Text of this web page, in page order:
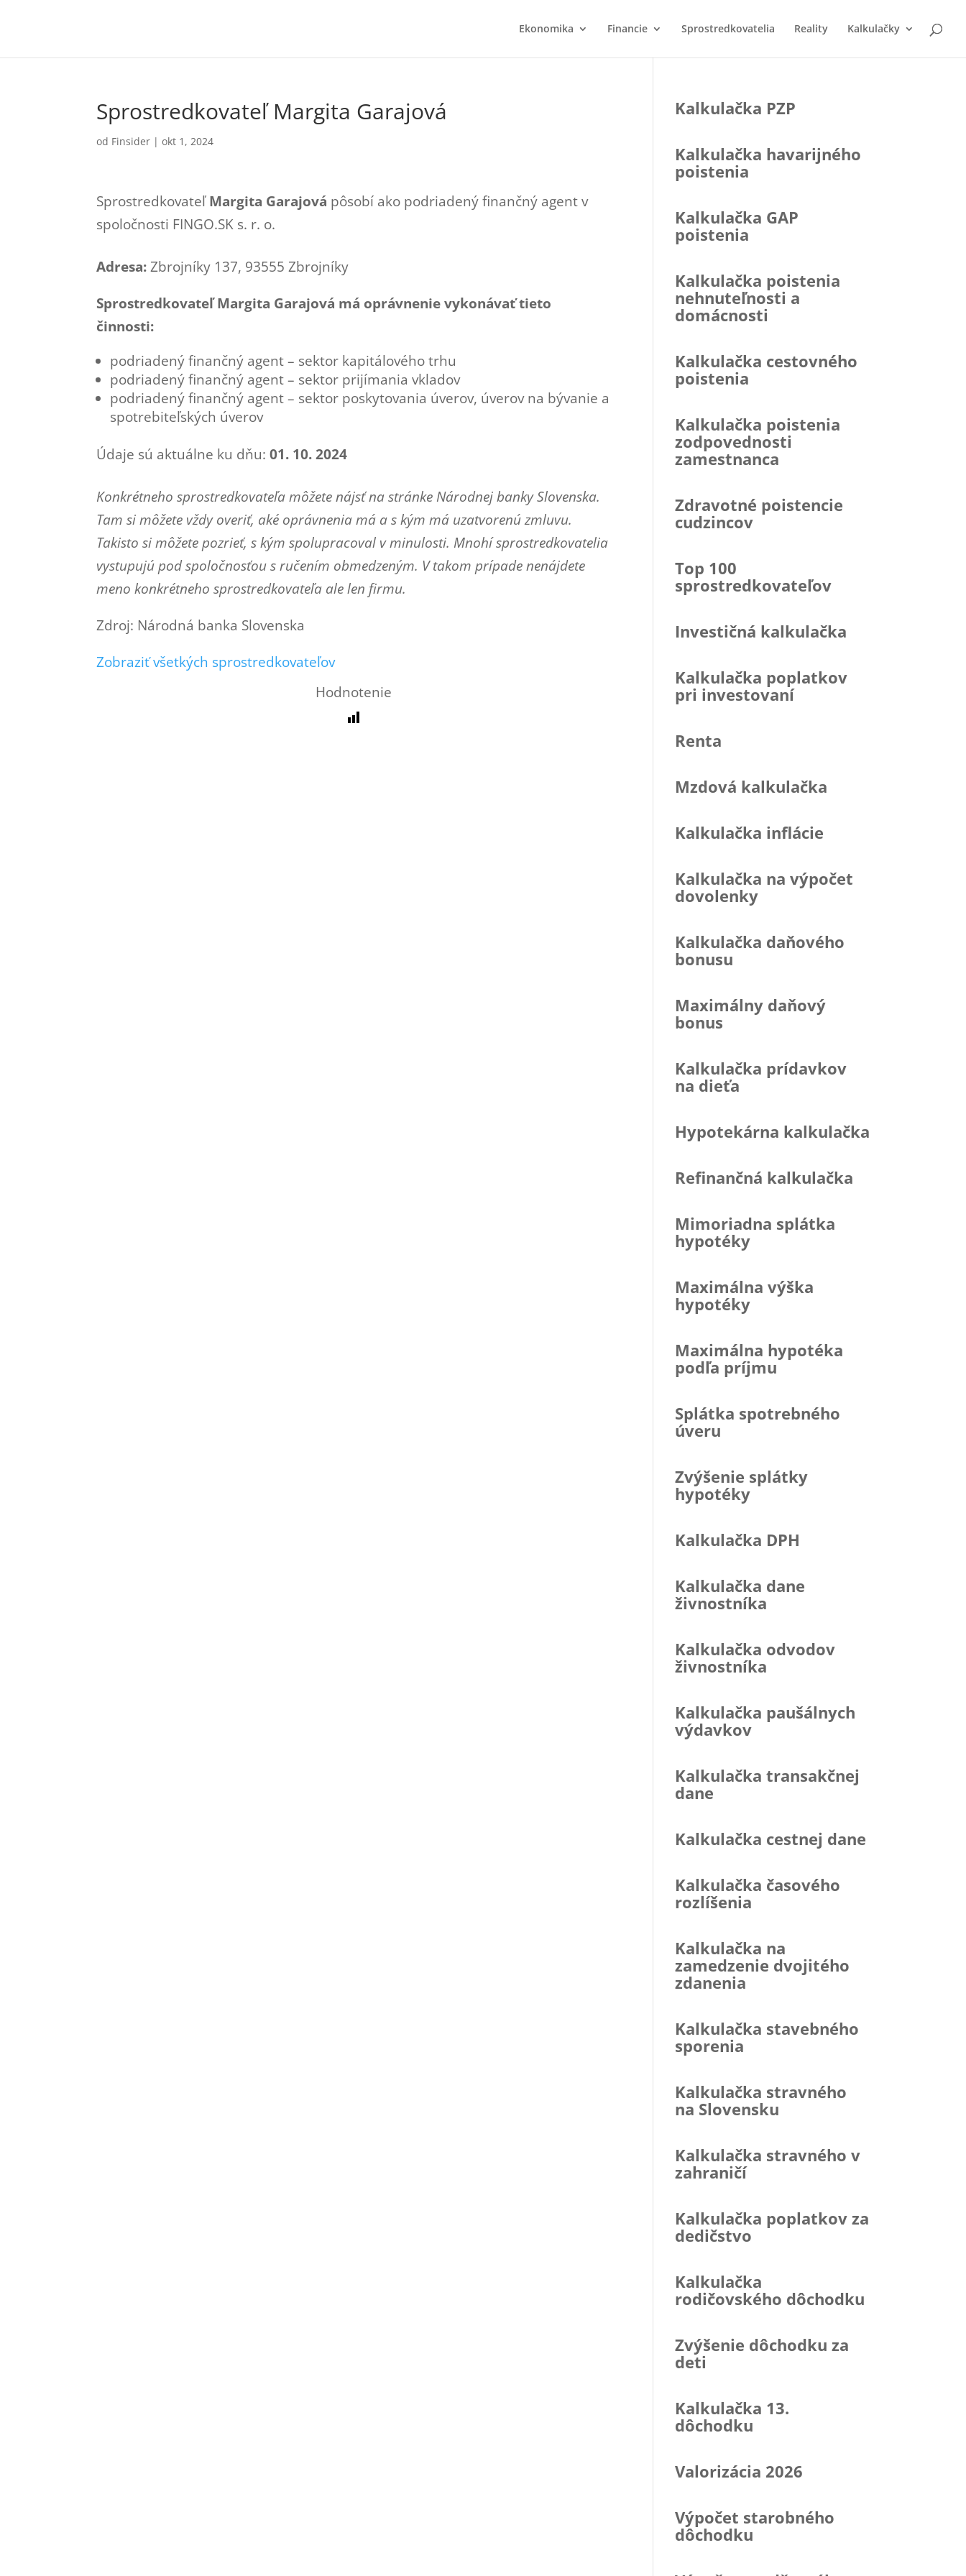
Ekonomika Financie Sprostredkovatelia Reality Kalkulačky
Sprostredkovateľ Margita Garajová
od Finsider |okt 1, 2024
SprostredkovateľMargita Garajová pôsobí ako podriadený finančný agent v
spoločnosti FINGO.SK s. r. o.
Adresa:Zbrojníky 137, 93555 Zbrojníky
Sprostredkovateľ Margita Garajová má oprávnenie vykonávať tieto
činnosti:
podriadený finančný agent – sektor kapitálového trhu
podriadený finančný agent – sektor prijímania vkladov
podriadený finančný agent – sektor poskytovania úverov, úverov na bývanie a
spotrebiteľských úverov
Údaje sú aktuálne ku dňu:01. 10. 2024
Konkrétneho sprostredkovateľa môžete nájsť na stránke Národnej banky Slovenska.
Tam si môžete vždy overiť, aké oprávnenia má a s kým má uzatvorenú zmluvu.
Takisto si môžete pozrieť, s kým spolupracoval v minulosti. Mnohí sprostredkovatelia
vystupujú pod spoločnosťou s ručením obmedzeným. V takom prípade nenájdete
meno konkrétneho sprostredkovateľa ale len firmu.
Zdroj: Národná banka Slovenska
Zobraziť všetkých sprostredkovateľov
Hodnotenie
Kalkulačka PZP
Kalkulačka havarijného
poistenia
Kalkulačka GAP
poistenia
Kalkulačka poistenia
nehnuteľnosti a
domácnosti
Kalkulačka cestovného
poistenia
Kalkulačka poistenia
zodpovednosti
zamestnanca
Zdravotné poistencie
cudzincov
Top 100
sprostredkovateľov
Investičná kalkulačka
Kalkulačka poplatkov
pri investovaní
Renta
Mzdová kalkulačka
Kalkulačka inflácie
Kalkulačka na výpočet
dovolenky
Kalkulačka daňového
bonusu
Maximálny daňový
bonus
Kalkulačka prídavkov
na dieťa
Hypotekárna kalkulačka
Refinančná kalkulačka
Mimoriadna splátka
hypotéky
Maximálna výška
hypotéky
Maximálna hypotéka
podľa príjmu
Splátka spotrebného
úveru
Zvýšenie splátky
hypotéky
Kalkulačka DPH
Kalkulačka dane
živnostníka
Kalkulačka odvodov
živnostníka
Kalkulačka paušálnych
výdavkov
Kalkulačka transakčnej
dane
Kalkulačka cestnej dane
Kalkulačka časového
rozlíšenia
Kalkulačka na
zamedzenie dvojitého
zdanenia
Kalkulačka stavebného
sporenia
Kalkulačka stravného
na Slovensku
Kalkulačka stravného v
zahraničí
Kalkulačka poplatkov za
dedičstvo
Kalkulačka
rodičovského dôchodku
Zvýšenie dôchodku za
deti
Kalkulačka 13.
dôchodku
Valorizácia 2026
Výpočet starobného
dôchodku